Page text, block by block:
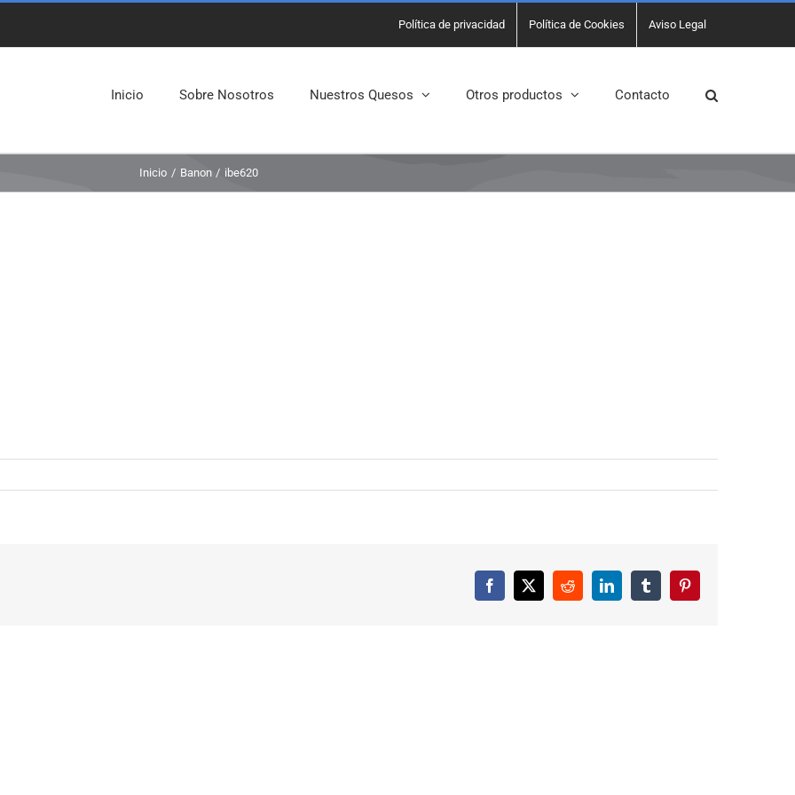
Política de privacidad Política de Cookies Aviso Legal
Inicio Sobre Nosotros Nuestros Quesos Otros productos Contacto
Inicio Banon ibe620
Facebook
X RedditLinkedInTumblrPinterest